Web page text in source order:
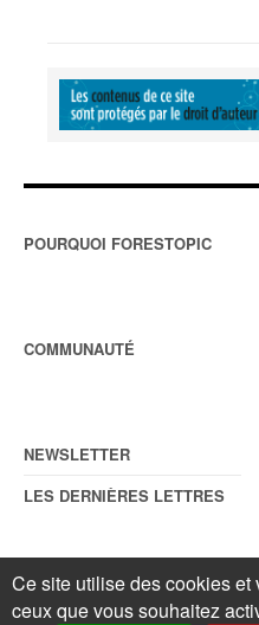
POURQUOI FORESTOPIC
COMMUNAUTÉ
NEWSLETTER
LES DERNIÈRES LETTRES
© ForestopicMentions légales.
écrite préalable.Gestionnaire de
Ce site utilise des cookies
ceux que vous souhaitez